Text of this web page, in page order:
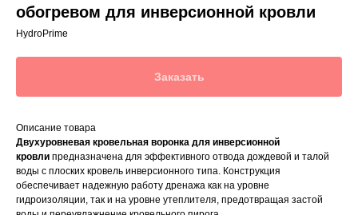
обогревом для инверсионной кровли
HydroPrime
Заказать
Описание товара
Двухуровневая кровельная воронка для инверсионной
кровли предназначена для эффективного отвода дождевой и талой
воды с плоских кровель инверсионного типа. Конструкция
обеспечивает надежную работу дренажа как на уровне
гидроизоляции, так и на уровне утеплителя, предотвращая застой